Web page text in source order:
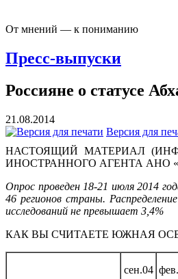
От мнений — к пониманию
Пресс-выпуски
Россияне о статусе
21.08.2014
Версия для
НАСТОЯЩИЙ МАТЕРИАЛ
ИНОСТРАННОГО АГЕНТА АНО
Опрос проведен 18-21 июля 2014
46 регионов страны.
исследований не превышает 3,4%
КАК ВЫ СЧИТАЕТЕ ЮЖНАЯ
сен.04